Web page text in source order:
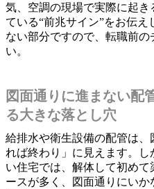
気、空調の現場で実際に起
ている“前兆サイン”をお伝え
ない部分ですので、転職前
い。
図面通りに進まない配
る大きな落とし穴
給排水や衛生設備の配管は
れば終わり」に見えます。
い住宅では、解体して初め
ースが多く、図面通りにい